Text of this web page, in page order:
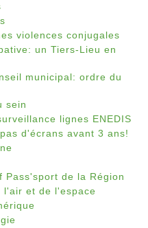
violences conjugales
un Tiers-Lieu en
municipal: ordre du
sein
lignes ENEDIS
d'écrans avant 3 ans!
Pass'sport de la Région
l'air et de l'espace